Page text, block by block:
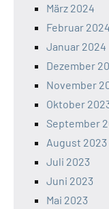
März 2024
Februar 2024
Januar 2024
Dezember
November
Oktober
September
August 2023
Juli 2023
Juni 2023
Mai 2023